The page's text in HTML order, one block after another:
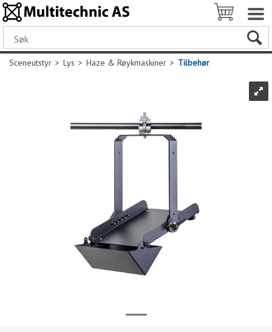
Sceneutstyr>Lys>Haze & Røykmaskiner>Tilbehør